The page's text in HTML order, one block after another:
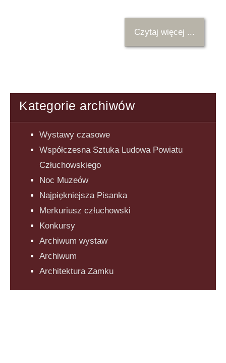
Czytaj więcej ...
Kategorie archiwów
Wystawy czasowe
Współczesna Sztuka Ludowa Powiatu
Człuchowskiego
Noc Muzeów
Najpiękniejsza Pisanka
Merkuriusz człuchowski
Konkursy
Archiwum wystaw
Archiwum
Architektura Zamku